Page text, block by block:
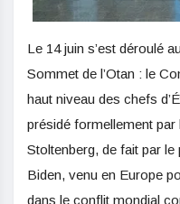
Le 14 juin s’est déroulé
Sommet de l’Otan : le
haut niveau des chefs
présidé formellement par
Stoltenberg, de fait par
Biden, venu en Europe
dans le conflit mondial